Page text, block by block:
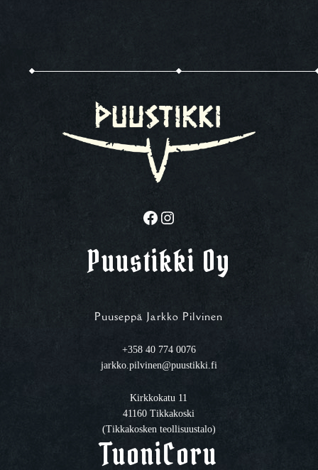
Facebook Instagram
Puustikki Oy
Puuseppä Jarkko Pilvinen
+358 40 774 0076
jarkko.pilvinen@puustikki.fi
Kirkkokatu 11
41160 Tikkakoski
(Tikkakosken teollisuustalo)
TuoniCoru